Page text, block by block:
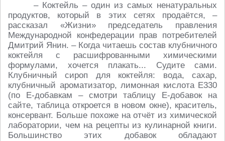
– Коктейль – один из самых ненатуральных
продуктов, который в этих сетях продаётся, –
рассказал «Жизни» председатель правления
Международной конфедерации прав потребителей
Дмитрий Янин. – Когда читаешь состав клубничного
коктейля с расшифрованными химическими
формулами, хочется плакать... Судите сами.
Клубничный сироп для коктейля: вода, сахар,
клубничный ароматизатор, лимонная кислота Е330
(по Е-добавкам – смотри таблицу Е-добавок на
сайте, таблица откроется в новом окне), краситель,
консервант. Больше похоже на отчёт из химической
лаборатории, чем на рецепты из кулинарной книги.
Большинство этих добавок обладают